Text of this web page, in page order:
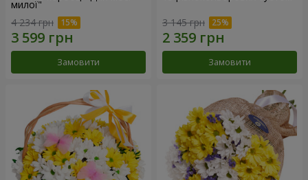
милої"
4 234 грн
Замовити
3 145 грн
Замовити